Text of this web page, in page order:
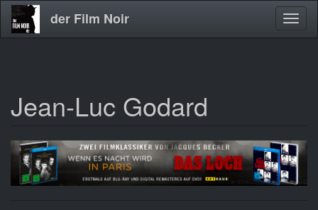
Direkt
zum
der Film Noir
Jean-Luc Godard